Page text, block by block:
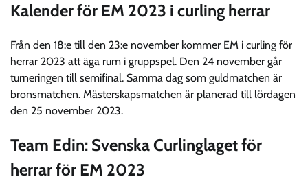
Kalender för EM 2023 i curling herrar
Från den 18:e till den 23:e november kommer EM i curling för
herrar 2023 att äga rum i gruppspel. Den 24 november går
turneringen till semifinal. Samma dag som guldmatchen är
bronsmatchen. Mästerskapsmatchen är planerad till lördagen
den 25 november 2023.
Team Edin: Svenska Curlinglaget för
herrar för EM 2023